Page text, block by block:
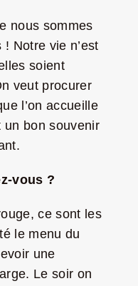
nous sommes
! Notre vie n’est
soient
veut procurer
l’on accueille
un bon souvenir
vous ?
ce sont les
le menu du
une
Le soir on